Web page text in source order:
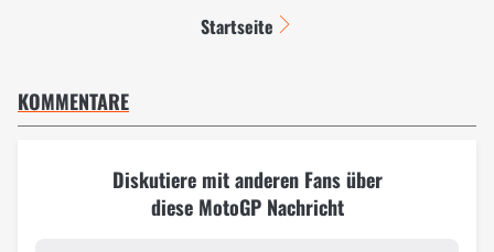
Startseite
KOMMENTARE
Diskutiere mit anderen Fans über
diese MotoGP Nachricht